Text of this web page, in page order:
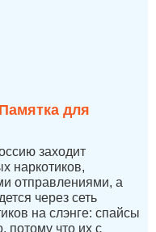
для
заходит
наркотиков,
отправлениями, а
через сеть
на слэнге: спайсы
потому что их с